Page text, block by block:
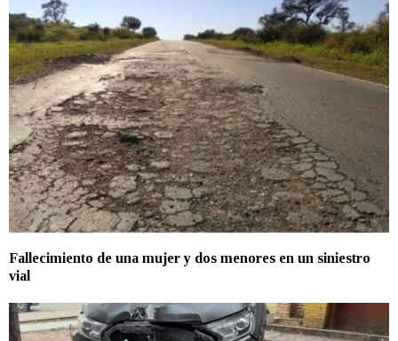
Fallecimiento de una mujer y dos menores en un siniestro
vial